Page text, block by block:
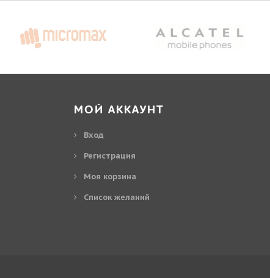
МОЙ АККАУНТ
Вход
Регистрация
Моя корзина
Cписок желаний